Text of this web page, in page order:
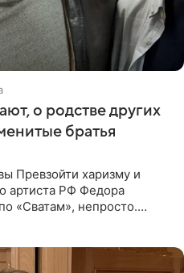
о родстве других
братья
Превзойти харизму и
артиста РФ Федора
«Сватам», непросто.